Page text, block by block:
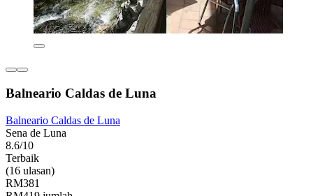
Balneario Caldas de Luna
Balneario Caldas de Luna
Sena de Luna
8.6/10
Terbaik
(16 ulasan)
RM381